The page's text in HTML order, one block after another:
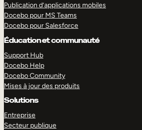
Publication d’applications mobiles
Docebo pour MS Teams
Docebo pour Salesforce
Éducation et communauté
Support Hub
Docebo Help
Docebo Community
Mises à jour des produits
Solutions
Entreprise
Secteur publique